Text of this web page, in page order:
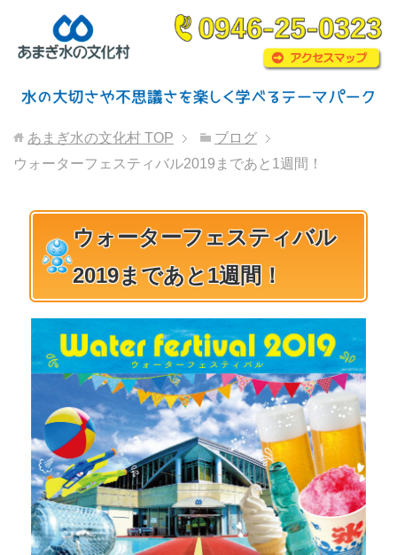
あまぎ水の文化村 TOP
ブログ
ウォーターフェスティバル2019まであと1週間！
ウォーターフェスティバル
2019まであと1週間！